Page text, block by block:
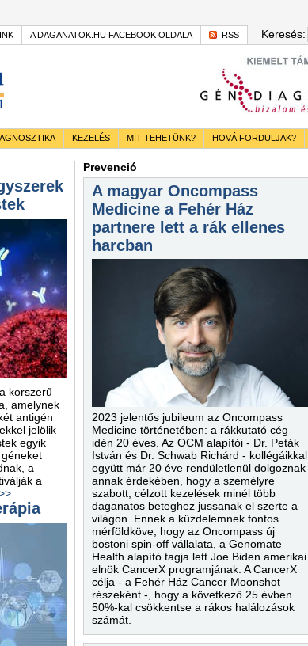
A DAGANATOK.HU FACEBOOK OLDALA RSS Keresés:
KEZELÉS MIT TEHETÜNK? HOVÁ FORDULJAK?
korszerű
amelynek
antigén
jelölik
egyik
a
a
Prevenció
A magyar Oncompass
Medicine a Fehér Ház
partnere lett a rák ellenes
harcban
2023 jelentős jubileum az Oncompass
Medicine történetében: a rákkutató cég
idén 20 éves. Az OCM alapítói - Dr. Peták
István és Dr. Schwab Richárd - kollégáikkal
együtt már 20 éve rendületlenül dolgoznak
annak érdekében, hogy a személyre
szabott, célzott kezelések minél több
daganatos beteghez jussanak el szerte a
világon. Ennek a küzdelemnek fontos
mérföldköve, hogy az Oncompass új
bostoni spin-off vállalata, a Genomate
Health alapító tagja lett Joe Biden amerikai
elnök CancerX programjának. A CancerX
célja - a Fehér Ház Cancer Moonshot
részeként -, hogy a következő 25 évben
50%-kal csökkentse a rákos halálozások
számát.